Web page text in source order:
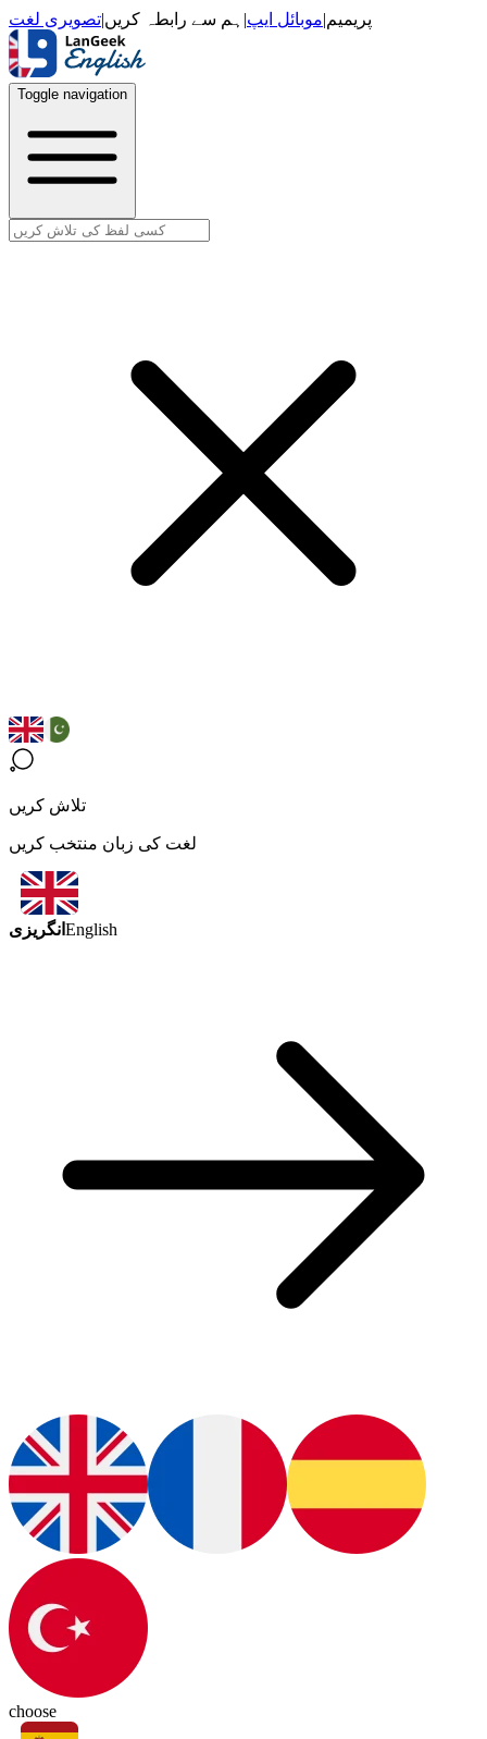
پریمیم|موبائل ایپ| ہم سے رابطہ کریں|تصویری لغت
Toggle navigation
تلاش کریں
لغت کی زبان منتخب کریں
انگریزی English
choose